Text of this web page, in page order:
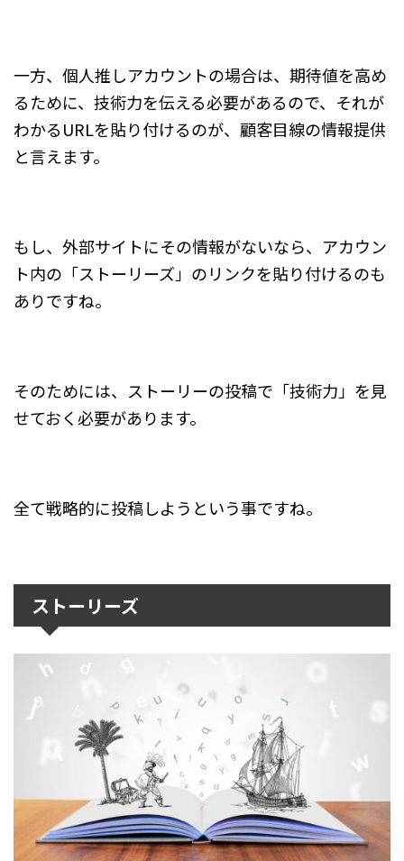
一方、個人推しアカウントの場合は、期待値を高め
るために、技術力を伝える必要があるので、それが
わかるURLを貼り付けるのが、顧客目線の情報提供
と言えます。
もし、外部サイトにその情報がないなら、アカウン
ト内の「ストーリーズ」のリンクを貼り付けるのも
ありですね。
そのためには、ストーリーの投稿で「技術力」を見
せておく必要があります。
全て戦略的に投稿しようという事ですね。
ストーリーズ